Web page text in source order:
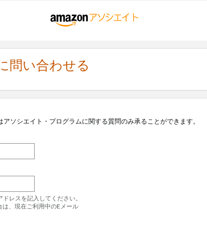
問い合わせる
ソシエイト・プログラムに関する質問のみ承ることができます。
レスを記入してください。
、現在ご利用中のEメール